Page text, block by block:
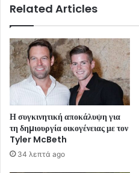
Related Articles
Η συγκινητική αποκάλυψη για
τη δηµιουργία οικογένειας με τον
Tyler McBeth
34 λεπτά ago